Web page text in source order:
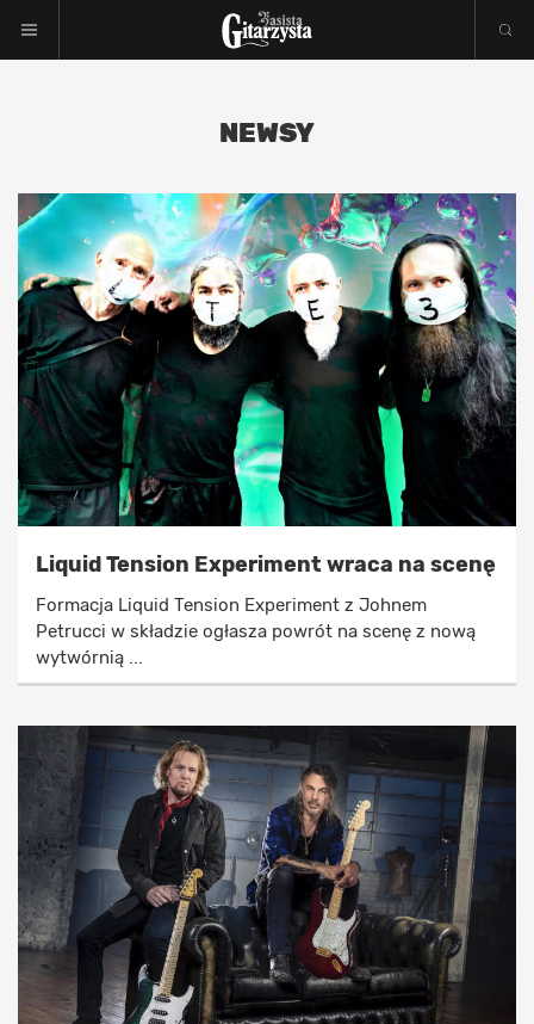
NEWSY
Liquid Tension Experiment wraca na scenę
Formacja Liquid Tension Experiment z Johnem
Petrucci w składzie ogłasza powrót na scenę z nową
wytwórnią ...